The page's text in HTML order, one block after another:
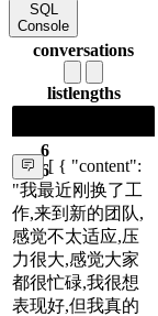
SQL
Console
conversations
listlengths
6
6[ { "content":
"我最近刚换了工
作,来到新的团队,
感觉不太适应,压
力很大,感觉大家
都很忙碌,我很想
表现好,但我真的